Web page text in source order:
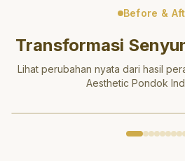
Before &
Transformasi
Lihat perubahan nyata dari hasil
Aesthetic Pondok